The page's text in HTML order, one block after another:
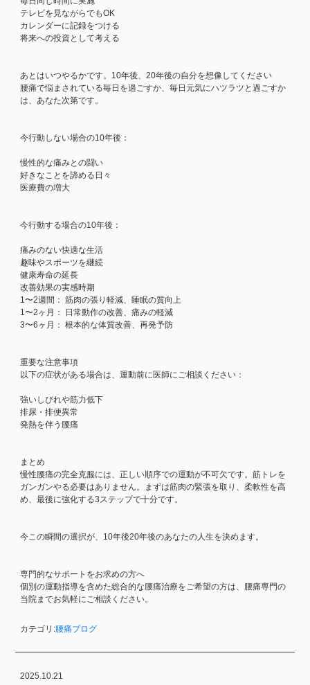
テレビを見ながらでもOK
カレンダーに記録をつける
将来への投資として考える
あとはいつやるかです。10年後、20年後の自分を想像してください
腰痛で悩まされている毎日を過ごすか、毎日元気にハツラツと過ごすか
は、あなた次第です。
今行動しない場合の10年後：
慢性的な痛みとの闘い
好きなことを諦める日々
医療費の増大
今行動する場合の10年後：
痛みのない快適な生活
趣味やスポーツを継続
健康寿命の延長
改善効果の実感時期
1〜2週間： 筋肉の張り軽減、睡眠の質向上
1〜2ヶ月： 日常動作の改善、痛みの軽減
3〜6ヶ月： 根本的な体質改善、再発予防
重要な注意事項
以下の症状がある場合は、運動前に医師にご相談ください：
強いしびれや筋力低下
排尿・排便異常
発熱を伴う腰痛
まとめ
慢性腰痛の完全克服には、正しい順序での運動が不可欠です。筋トレを
ガンガンやる必要はありません。まずは筋肉の緊張を取り、柔軟性を高
め、最後に強化する3ステップで十分です。
今この瞬間の選択が、10年後20年後のあなたの人生を決めます。
専門的なサポートをお求めの方へ
個別の運動指導を含めた総合的な腰痛治療をご希望の方は、腰痛専門の
当院までお気軽にご相談ください。
カテゴリ:腰痛ブログ
2025.10.21